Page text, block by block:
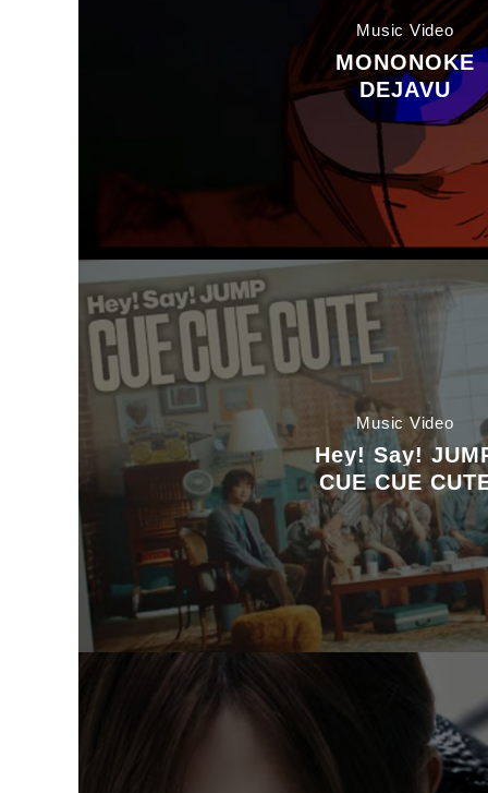
Music Video
MONONOKE
DEJAVU
Music Video
Hey! Say!
CUE CUE